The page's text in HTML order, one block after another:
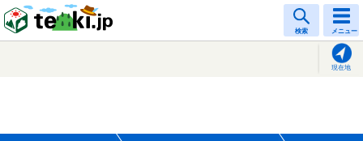
検索 メニュー
現在地